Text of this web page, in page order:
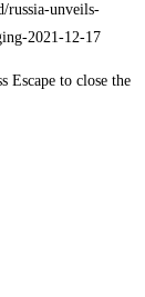
russia-unveils-
2021-12-17
Escape to close the